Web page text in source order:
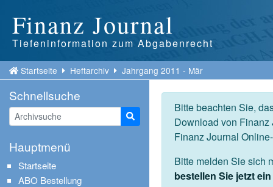
Finanz Journal
Tiefeninformation zum Abgabenrecht
Startseite Heftarchiv Jahrgang 2011 - Mär
Bitte beachten Sie,
Download von
Finanz Journal
Bitte melden Sie sich
bestellen Sie jetzt
Schnellsuche
Suche starten
Hauptmenü
Startseite
ABO Bestellung